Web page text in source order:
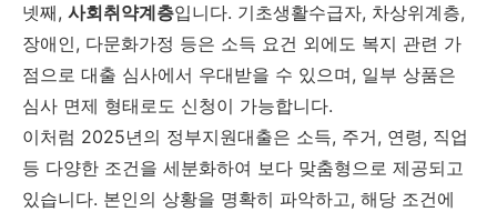
넷째, 사회취약계층입니다. 기초생활수급자, 차상위계층,
장애인, 다문화가정 등은 소득 요건 외에도 복지 관련 가
점으로 대출 심사에서 우대받을 수 있으며, 일부 상품은
심사 면제 형태로도 신청이 가능합니다.
이처럼 2025년의 정부지원대출은 소득, 주거, 연령, 직업
등 다양한 조건을 세분화하여 보다 맞춤형으로 제공되고
있습니다. 본인의 상황을 명확히 파악하고, 해당 조건에